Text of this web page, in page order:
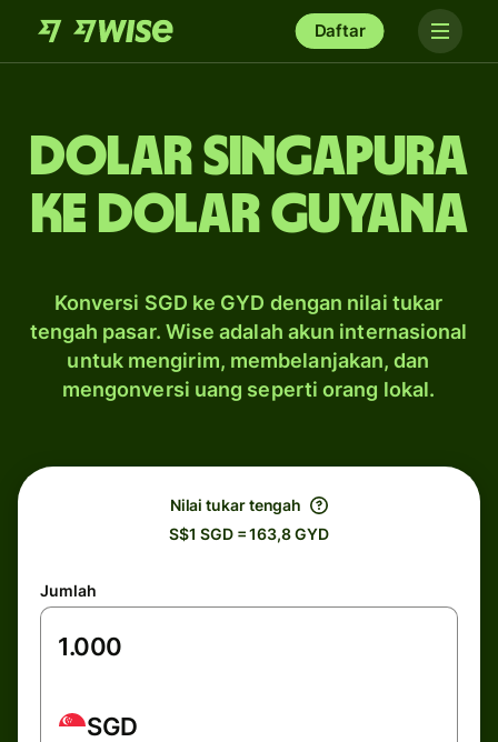
Daftar
dolar Singapura
ke dolar Guyana
Konversi SGD ke GYD dengan nilai tukar
tengah pasar. Wise adalah akun internasional
untuk mengirim, membelanjakan, dan
mengonversi uang seperti orang lokal.
Nilai tukar tengah
S$1 SGD = 163,8 GYD
Jumlah
SGD